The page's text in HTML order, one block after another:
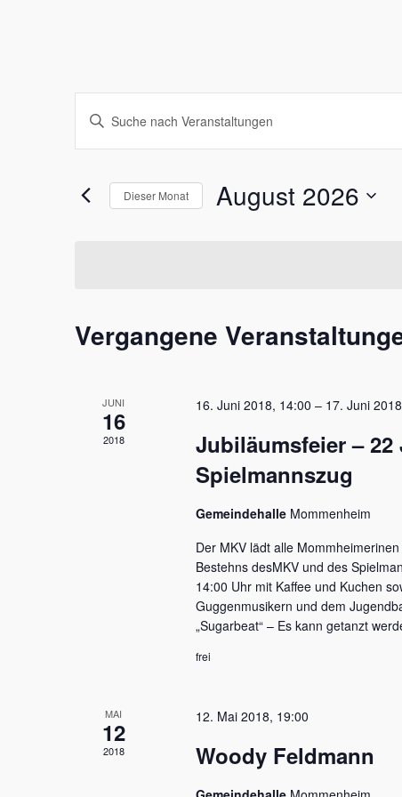
Veranstaltungen
Suche
und
Bitte
Suche
nach
Dieser Monat August 2026
Kalender
Veranstaltungen
Vergangene
JUNI
16
2018
16. Juni 2018, 14:00 – 17. Juni
Jubiläumsfeier – 22
Spielmannszug
Gemeindehalle Mommenheim
Der MKV lädt alle
Bestehns desMKV und des
14:00 Uhr mit Kaffee und Kuchen
Guggenmusikern und dem
„Sugarbeat“ – Es kann getanzt
frei
MAI
12
2018
12. Mai 2018, 19:00
Woody Feldmann